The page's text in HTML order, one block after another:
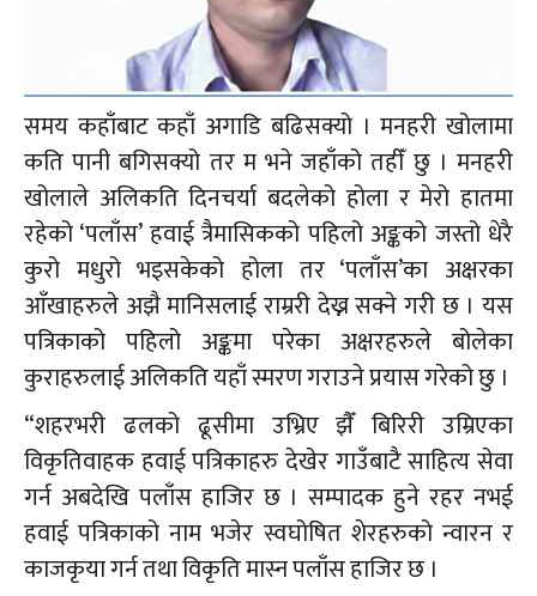
समय कहाँबाट कहाँ अगाडि बढिसक्यो । मनहरी खोलामा
कति पानी बगिसक्यो तर म भने जहाँको तहीँ छु । मनहरी
खोलाले अलिकति दिनचर्या बदलेको होला र मेरो हातमा
रहेको ‘पलाँस’ हवाई त्रैमासिकको पहिलो अङ्कको जस्तो धेरै
कुरो मधुरो भइसकेको होला तर ‘पलाँस’का अक्षरका
आँखाहरुले अझै मानिसलाई राम्ररी देख्न सक्ने गरी छ । यस
पत्रिकाको पहिलो अङ्कमा परेका अक्षरहरुले बोलेका
कुराहरुलाई अलिकति यहाँ स्मरण गराउने प्रयास गरेको छु ।
“शहरभरी ढलको ढूसीमा उभ्रिए झैँ बिरिरी उम्रिएका
विकृतिवाहक हवाई पत्रिकाहरु देखेर गाउँबाटै साहित्य सेवा
गर्न अबदेखि पलाँस हाजिर छ । सम्पादक हुने रहर नभई
हवाई पत्रिकाको नाम भजेर स्वघोषित शेरहरुको न्वारन र
काजकृया गर्न तथा विकृति मास्न पलाँस हाजिर छ ।